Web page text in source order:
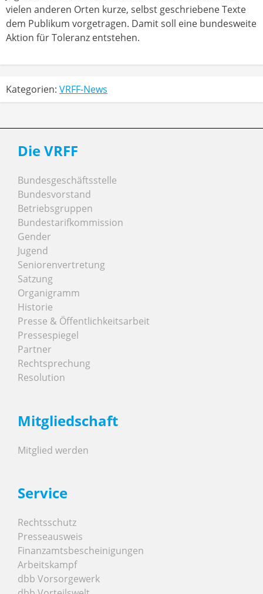
vielen anderen Orten kurze, selbst geschriebene Texte
dem Publikum vorgetragen. Damit soll eine bundesweite
Aktion für Toleranz entstehen.
Kategorien: VRFF-News
Die VRFF
Bundesgeschäftsstelle
Bundesvorstand
Betriebsgruppen
Bundestarifkommission
Gender
Jugend
Seniorenvertretung
Satzung
Organigramm
Historie
Presse & Öffentlichkeitsarbeit
Pressespiegel
Partner
Rechtsprechung
Resolution
Mitgliedschaft
Mitglied werden
Service
Rechtsschutz
Presseausweis
Finanzamtsbescheinigungen
Arbeitskampf
dbb Vorsorgewerk